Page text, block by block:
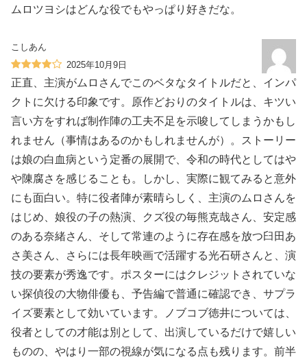
ムロツヨシはどんな役でもやっぱり好きだな。
こしあん
2025年10月9日
正直、主演がムロさんでこのベタなタイトルだと、インパ
クトに欠ける印象です。原作どおりのタイトルは、キツい
言い方をすれば制作陣の工夫不足を示唆してしまうかもし
れません（事情はあるのかもしれませんが）。ストーリー
は娘の白血病という定番の展開で、令和の時代としてはや
や陳腐さを感じることも。しかし、実際に観てみると意外
にも面白い。特に役者陣が素晴らしく、主演のムロさんを
はじめ、娘役の子の熱演、クズ役の毎熊克哉さん、安定感
のある奈緒さん、そして常連のように存在感を放つ臼田あ
さ美さん、さらには長年映画で活躍する光石研さんと、演
技の要素が秀逸です。ポスターにはクレジットされていな
い探偵役の大物俳優も、予告編で普通に確認でき、サプラ
イズ要素として効いています。ノブコブ徳井については、
役者としての才能は別として、出演しているだけで嬉しい
ものの、やはり一部の視線が気になる点も残ります。前半